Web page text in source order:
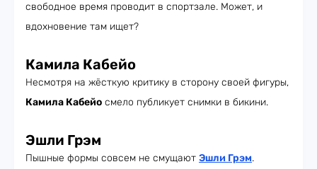
свободное время проводит в спортзале. Может, и
вдохновение там ищет?
Камила Кабейо
Несмотря на жёсткую критику в сторону своей фигуры,
Камила Кабейо смело публикует снимки в бикини.
Эшли Грэм
Пышные формы совсем не смущают Эшли Грэм.